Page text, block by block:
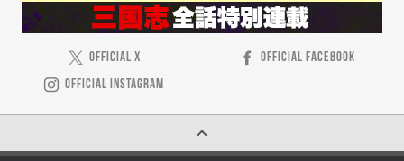
OFFICIAL X
OFFICIAL FACEBOOK
OFFICIAL INSTAGRAM